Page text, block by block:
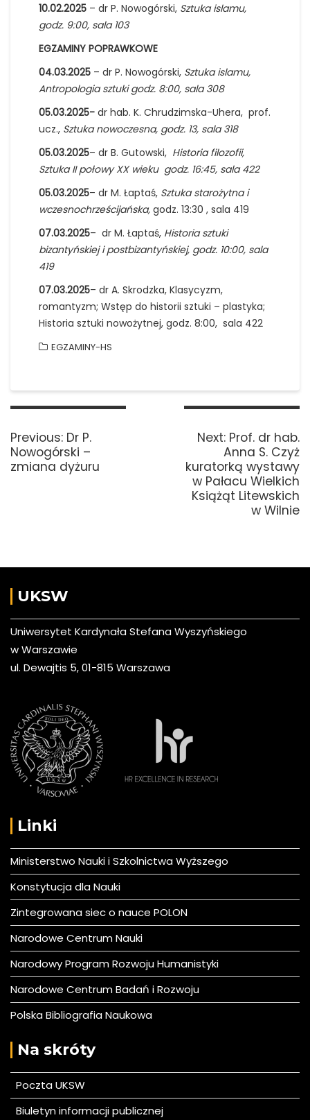
10.02.2025 – dr P. Nowogórski, Sztuka islamu,
godz. 9:00, sala 103
EGZAMINY POPRAWKOWE
04.03.2025 – dr P. Nowogórski, Sztuka islamu,
Antropologia sztuki godz. 8:00, sala 308
05.03.2025- dr hab. K. Chrudzimska-Uhera, prof.
ucz., Sztuka nowoczesna, godz. 13, sala 318
05.03.2025– dr B. Gutowski, Historia filozofii,
Sztuka II połowy XX wieku godz. 16:45, sala 422
05.03.2025– dr M. Łaptaś, Sztuka starożytna i
wczesnochrześcijańska, godz. 13:30 , sala 419
07.03.2025– dr M. Łaptaś, Historia sztuki
bizantyńskiej i postbizantyńskiej, godz. 10:00, sala
419
07.03.2025– dr A. Skrodzka, Klasycyzm,
romantyzm; Wstęp do historii sztuki – plastyka;
Historia sztuki nowożytnej, godz. 8:00, sala 422
EGZAMINY-HS
Nawigacja
Previous: Previous
post:
Dr P.
Nowogórski –
zmiana dyżuru
Next: Next
post:
Prof. dr hab.
Anna S. Czyż
kuratorką wystawy
w Pałacu Wielkich
Książąt Litewskich
w Wilnie
UKSW
Uniwersytet Kardynała Stefana Wyszyńskiego
w Warszawie
ul. Dewajtis 5, 01-815 Warszawa
Linki
Ministerstwo Nauki i Szkolnictwa Wyższego
Konstytucja dla Nauki
Zintegrowana siec o nauce POLON
Narodowe Centrum Nauki
Narodowy Program Rozwoju Humanistyki
Narodowe Centrum Badań i Rozwoju
Polska Bibliografia Naukowa
Na skróty
Poczta UKSW
Biuletyn informacji publicznej